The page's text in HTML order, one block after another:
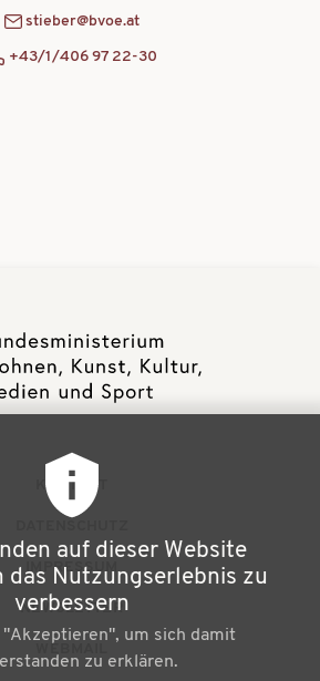
stieber@bvoe.at
+43/1/406 97 22-30
KONTAKT
IMPRESSUM
NEWSLETTER
auf dieser Website
das Nutzungserlebnis zu
verbessern
"Akzeptieren", um sich damit
zu erklären.